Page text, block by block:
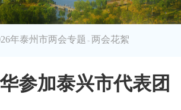
年泰州市两会专题 > 两会花絮
参加泰兴市代表团